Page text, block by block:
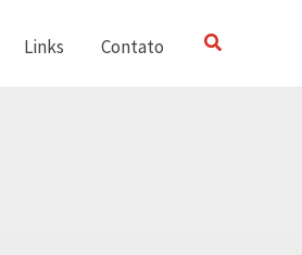
Links Contato Pesquisar